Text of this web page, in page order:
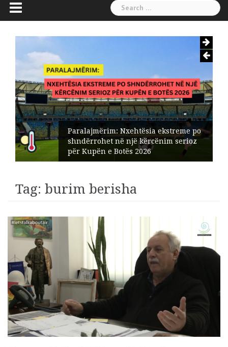
Search
for:
Paralajmërim: Nxehtësia ekstreme po
shndërrohet në një kërcënim serioz
për Kupën e Botës 2026
Tag: burim berisha